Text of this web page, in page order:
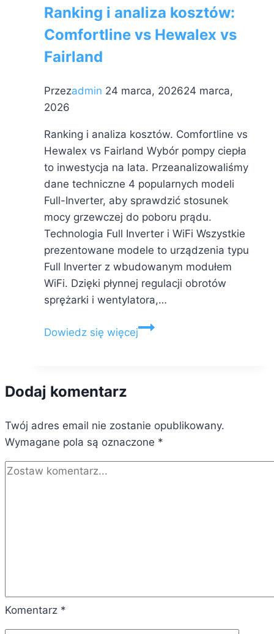
Ranking
Robotów
Ranking i analiza kosztów:
Comfortline vs Hewalex vs
Fairland
Przezadmin 24 marca, 202624 marca,
2026
Ranking i analiza kosztów. Comfortline vs
Hewalex vs Fairland Wybór pompy ciepła
to inwestycja na lata. Przeanalizowaliśmy
dane techniczne 4 popularnych modeli
Full-Inverter, aby sprawdzić stosunek
mocy grzewczej do poboru prądu.
Technologia Full Inverter i WiFi Wszystkie
prezentowane modele to urządzenia typu
Full Inverter z wbudowanym modułem
WiFi. Dzięki płynnej regulacji obrotów
sprężarki i wentylatora,…
Dowiedz się więcejRanking
Hewalex
vs
Fairland
Dodaj komentarz
Twój adres email nie zostanie opublikowany.
Wymagane pola są oznaczone *
Komentarz *